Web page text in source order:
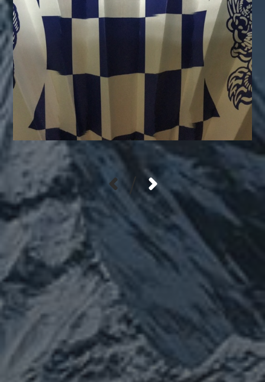
/
カテゴリー
お山 ぼやき日記 ウクライナ グ
ルメ チェルノブイリ ネパール メルマガ「龍の息
吹」 メルマガ【身体と宇宙と】 世界史 供養
修
行修行日記健康 医原病 大和魂 宇宙とつながる
山伏日記心 情勢 整体 旅人 時事問題 未分類 歴史
温熱療法 登山 祈り 祓い 神仏 神仙道 福島科学